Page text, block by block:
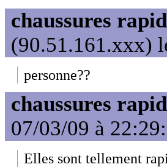
chaussures
(90.51.161.xxx)
personne??
chaussures
07/03/09 à
Elles sont tellement